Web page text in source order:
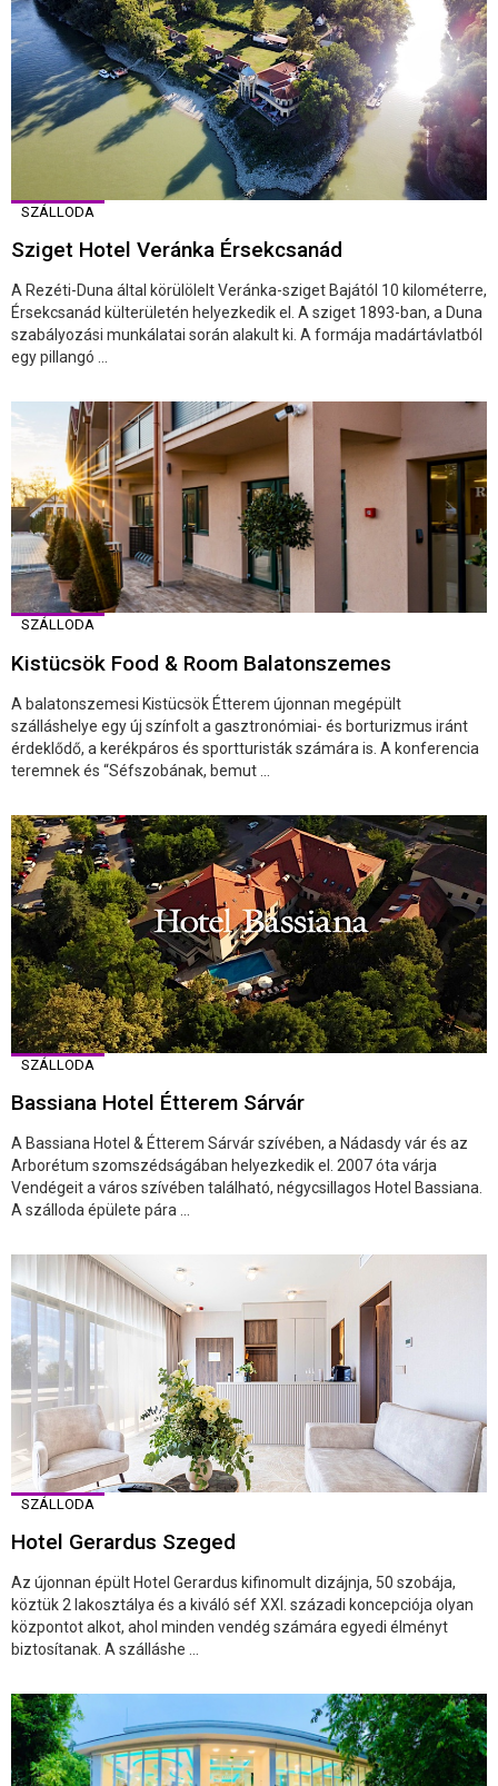
SZÁLLODA
Sziget Hotel Veránka Érsekcsanád
A Rezéti-Duna által körülölelt Veránka-sziget Bajától 10 kilométerre,
Érsekcsanád külterületén helyezkedik el. A sziget 1893-ban, a Duna
szabályozási munkálatai során alakult ki. A formája madártávlatból
egy pillangó ...
SZÁLLODA
Kistücsök Food & Room Balatonszemes
A balatonszemesi Kistücsök Étterem újonnan megépült
szálláshelye egy új színfolt a gasztronómiai- és borturizmus iránt
érdeklődő, a kerékpáros és sportturisták számára is. A konferencia
teremnek és “Séfszobának, bemut ...
SZÁLLODA
Bassiana Hotel Étterem Sárvár
A Bassiana Hotel & Étterem Sárvár szívében, a Nádasdy vár és az
Arborétum szomszédságában helyezkedik el. 2007 óta várja
Vendégeit a város szívében található, négycsillagos Hotel Bassiana.
A szálloda épülete pára ...
SZÁLLODA
Hotel Gerardus Szeged
Az újonnan épült Hotel Gerardus kifinomult dizájnja, 50 szobája,
köztük 2 lakosztálya és a kiváló séf XXI. századi koncepciója olyan
központot alkot, ahol minden vendég számára egyedi élményt
biztosítanak. A szálláshe ...